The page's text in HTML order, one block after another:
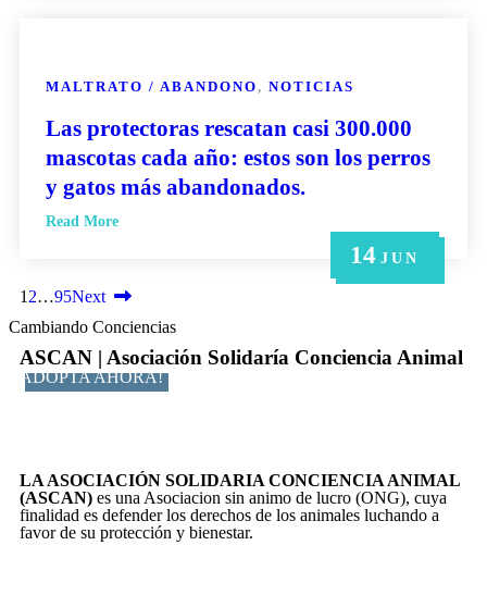
14 JUN
6 MAY
6 MAY
21 JUN
14 JUN
MALTRATO / ABANDONO, NOTICIAS
Las protectoras rescatan casi 300.000
mascotas cada año: estos son los perros
y gatos más abandonados.
Read More
1 2…95Next
Cambiando Conciencias
ASCAN | Asociación Solidaría Conciencia Animal
ADOPTA AHORA!
LA ASOCIACIÓN SOLIDARIA CONCIENCIA ANIMAL
(ASCAN) es una Asociacion sin animo de lucro (ONG), cuya
finalidad es defender los derechos de los animales luchando a
favor de su protección y bienestar.